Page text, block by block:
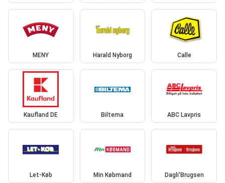
MENY Harald Nyborg Calle
Kaufland DE Biltema ABC Lavpris
Let-Køb Min Købmand Dagli'Brugsen